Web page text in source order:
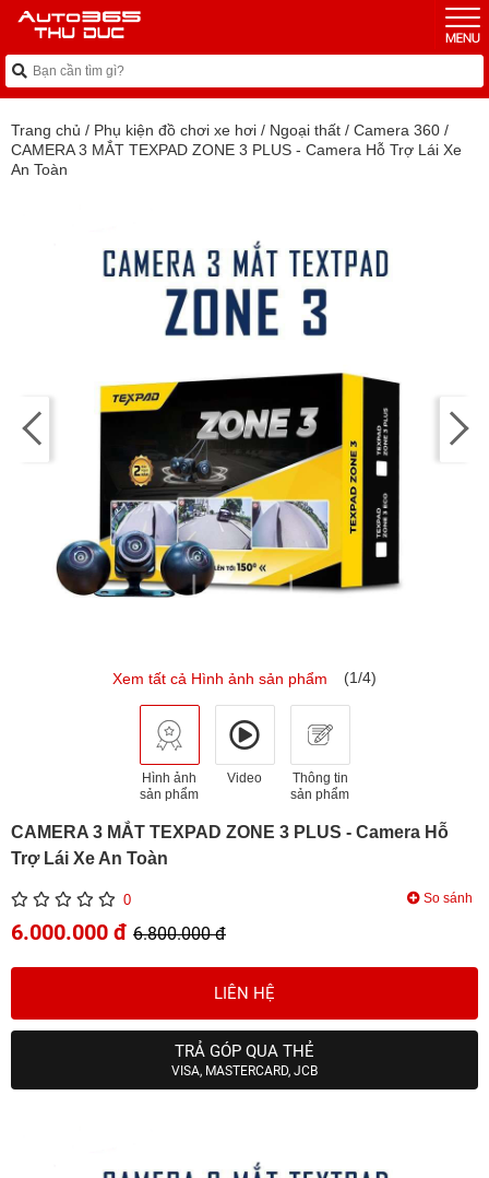
Trang chủ / Phụ kiện đồ chơi xe hơi / Ngoại thất / Camera 360 /
CAMERA 3 MẮT TEXPAD ZONE 3 PLUS - Camera Hỗ Trợ Lái Xe
An Toàn
Xem tất cả Hình ảnh sản phẩm (1/4)
Hình ảnh
sản phẩm
Video
Thông tin
sản phẩm
CAMERA 3 MẮT TEXPAD ZONE 3 PLUS - Camera Hỗ
Trợ Lái Xe An Toàn
0 So sánh
6.000.000 đ 6.800.000 đ
LIÊN HỆ
TRẢ GÓP QUA THẺ
VISA, MASTERCARD, JCB